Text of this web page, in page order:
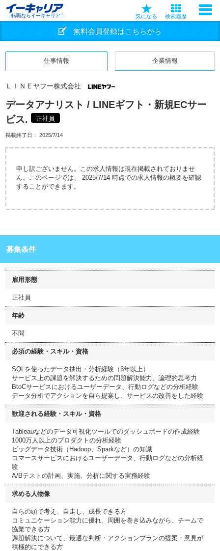
転職ならイーキャリア 気になる 検索履歴
無料会員登録はこちらから
仕事情報 企業情報
ＬＩＮＥヤフー株式会社
データアナリスト / LINEギフト・新規ECサー
ビス.
正社員
掲載終了日： 2025/7/14
申し訳ございません。この求人情報は現在掲載されておりませ
ん。このページでは、 2025/7/14 時点での求人情報の概要を確認
することができます。
募集条件
雇用形態
正社員
年齢
不問
必須の経験・スキル・資格
SQLを使ったデータ抽出・分析経験（3年以上）
サービス上の課題を解決するための問題解決能力、論理的思考力
BtoCサービスにおけるユーザーデータ、行動ログなどの分析経験
データ分析でアクションを自ら提案し、サービスの改善をした経験
歓迎される経験・スキル・資格
Tableauなどのデータ可視化ツールでのダッシュボードの作成経験
1000万人以上のプロダクトの分析経験
ビッグデータ技術（Hadoop、Sparkなど）の知識
コマースサービスにおけるユーザーデータ、行動ログなどの分析経
験
A/Bテストの計画、実施、分析に関する実務経験
求める人物像
自らの頭で考え、自走し、成長できる方
コミュニケーション能力に優れ、周囲を巻き込みながら、チームで
協業できる方
課題解決について、最適な判断・アクションプランの提案・意見が
積極的にできる方